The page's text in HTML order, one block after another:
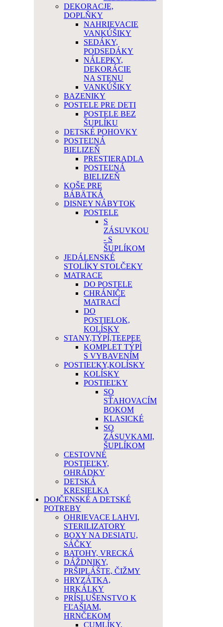
DEKORACJE,
DOPLŇKY
NAHRIEVACIE
VANKÚŠIKY
SEDÁKY,
PODSEDÁKY
NÁLEPKY,
DEKORÁCIE
NA STENU
VANKÚŠIKY
BAZENIKY
POSTELE PRE DETI
POSTELE BEZ
ŠUPLÍKU
DETSKÉ POHOVKY
POSTEĽNÁ
BIELIZEŇ
PRESTIERADLA
POSTEĽNÁ
BIELIZEŇ
KOŠE PRE
BÁBÄTKÁ
DISNEY NÁBYTOK
POSTELE
S
ZÁSUVKOU
- S
ŠUPLÍKOM
JEDÁLENSKÉ
STOLÍKY STOLČEKY
MATRACE
DO POSTELE
CHRÁNIČE
MATRACÍ
DO
POSTIELOK,
KOLÍSKY
STANY,TÝPÍ,TEEPEE
KOMPLET TÝPÍ
S VYBAVENÍM
POSTIEĽKY,KOLÍSKY
KOLÍSKY
POSTIEĽKY
SO
SŤAHOVACÍM
BOKOM
KLASICKÉ
SO
ZÁSUVKAMI,
ŠUPLÍKOM
CESTOVNÉ
POSTIEĽKY,
OHRÁDKY
DETSKÁ
KRESIELKA
DOJČENSKÉ A DETSKÉ
POTREBY
OHRIEVACE LAHVI,
STERILIZATORY
BOXY NA DESIATU,
SÁČKY
BATOHY, VRECKÁ
DÁŽDNIKY,
PRŠIPLÁŠTE, ČIŽMY
HRYZÁTKA,
HRKÁLKY
PRÍSLUŠENSTVO K
FĽAŠIAM,
HRNČEKOM
CUMLÍKY,